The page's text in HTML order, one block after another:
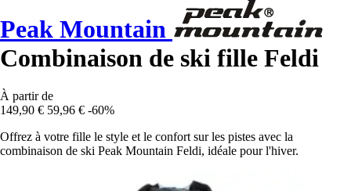
Peak Mountain
Combinaison de ski fille Feldi
À partir de
149,90 € 59,96 € -60%
Offrez à votre fille le style et le confort sur les pistes avec la
combinaison de ski Peak Mountain Feldi, idéale pour l'hiver.